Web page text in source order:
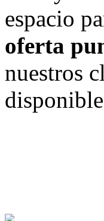
espacio
oferta
nuestros